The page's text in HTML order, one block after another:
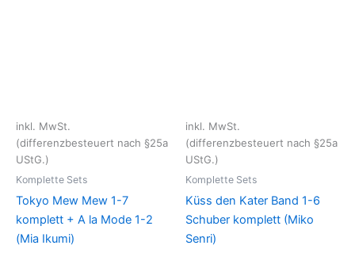
inkl. MwSt.
(differenzbesteuert nach §25a
UStG.)
Komplette Sets
Tokyo Mew Mew 1-7
komplett + A la Mode 1-2
(Mia Ikumi)
inkl. MwSt.
(differenzbesteuert nach §25a
UStG.)
Komplette Sets
Küss den Kater Band 1-6
Schuber komplett (Miko
Senri)